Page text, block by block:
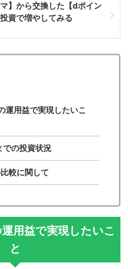
マ】から交換した【dポイン
投資で増やしてみる
運用益で実現したいこ
の投資状況
較に関して
用益で実現したいこ
と